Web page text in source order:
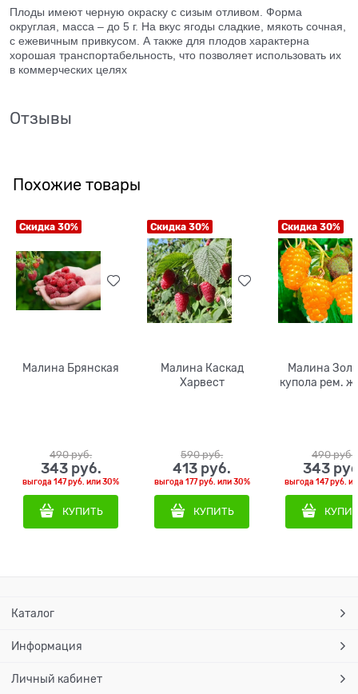
Плоды имеют черную окраску с сизым отливом. Форма
округлая, масса – до 5 г. На вкус ягоды сладкие, мякоть сочная,
с ежевичным привкусом. А также для плодов характерна
хорошая транспортабельность, что позволяет использовать их
в коммерческих целях
Отзывы
Похожие товары
Скидка 30%
Малина Брянская
490 руб.
343 руб.
выгода147 руб. или30%
КУПИТЬ
Скидка 30%
Малина Каскад
Харвест
590 руб.
413 руб.
выгода 177 руб. или30%
КУПИТЬ
Скидка 30%
Малина
купола рем.
490 руб.
343
выгода147 руб.
Каталог
Информация
Личный кабинет